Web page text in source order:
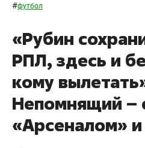
#футбол
«Рубин
РПЛ, здесь и
кому
Непомнящий –
«Арсеналом» и